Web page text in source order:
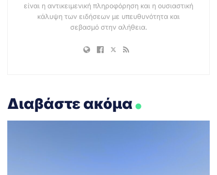
είναι η αντικειμενική πληροφόρηση και η ουσιαστική
κάλυψη των ειδήσεων με υπευθυνότητα και
σεβασμό στην αλήθεια.
Διαβάστε ακόμα.